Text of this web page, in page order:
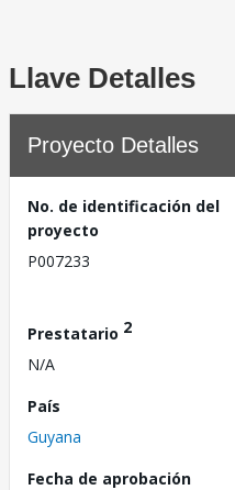
Llave Detalles
Proyecto Detalles
No. de identificación del
proyecto
P007233
Prestatario 2
N/A
País
Guyana
Fecha de aprobación